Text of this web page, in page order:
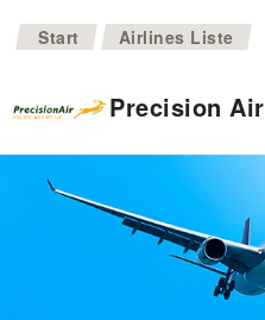
Start >
Airlines Liste
Precision Air